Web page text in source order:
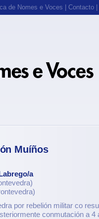
de Nomes e Voces Contacto
Muíños
Labrego/a
por rebelión militar co
conmutación a 4